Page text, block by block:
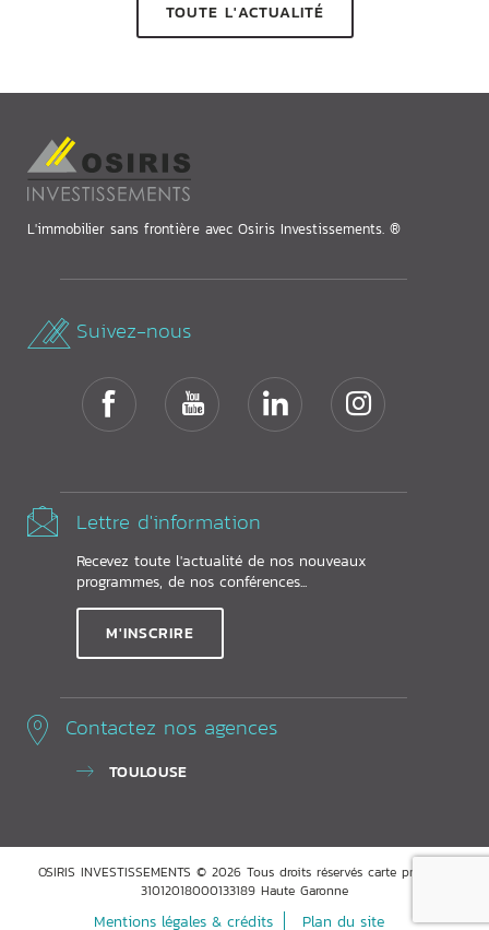
TOUTE L'ACTUALITÉ
L'immobilier sans frontière avec Osiris Investissements. ®
Suivez-nous
Lettre d'information
Recevez toute l'actualité de nos nouveaux
programmes, de nos conférences...
M'INSCRIRE
Contactez nos agences
TOULOUSE
OSIRIS INVESTISSEMENTS © 2026 Tous droits réservés carte pro ADC
31012018000133189 Haute Garonne
Mentions légales & crédits Plan du site